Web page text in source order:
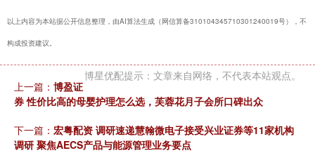
以上内容为本站据公开信息整理，由AI算法生成（网信算备310104345710301240019号），不
构成投资建议。
博星优配提示：文章来自网络，不代表本站观点。
上一篇： 博盈证
券 性价比高的母婴护理怎么选，芙蓉花月子会所口碑出众
下一篇： 宏粤配资 调研速递慧翰微电子接受兴业证券等11家机构
调研 聚焦AECS产品与能源管理业务要点